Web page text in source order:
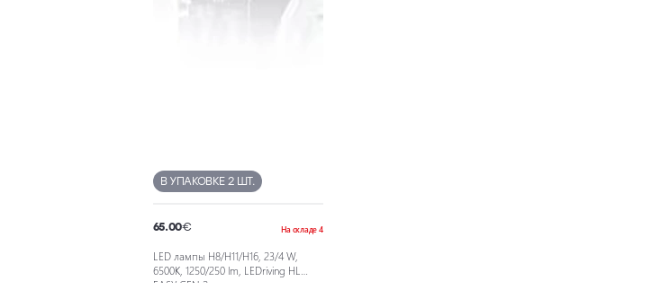
В УПАКОВКЕ 2 ШТ.
65.00€ На складе 4
LED лампы H8/H11/H16, 23/4 W,
6500K, 1250/250 lm, LEDriving HL
EASY GEN 2